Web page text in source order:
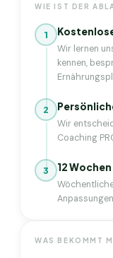
WIE IST DER
1
Wir lernen
kennen,
2
Wir
Coaching
3 12
WAS BEKOMMT